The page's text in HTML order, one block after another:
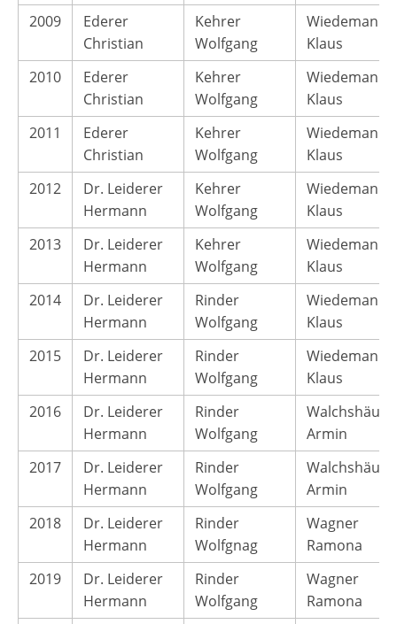
2009
Ederer
Christian
Kehrer
Wolfgang
Wiedemann
Klaus
2010
Ederer
Christian
Kehrer
Wolfgang
Wiedemann
Klaus
2011
Ederer
Christian
Kehrer
Wolfgang
Wiedemann
Klaus
2012
Dr. Leiderer
Hermann
Kehrer
Wolfgang
Wiedemann
Klaus
2013
Dr. Leiderer
Hermann
Kehrer
Wolfgang
Wiedemann
Klaus
2014
Dr. Leiderer
Hermann
Rinder
Wolfgang
Wiedemann
Klaus
2015
Dr. Leiderer
Hermann
Rinder
Wolfgang
Wiedemann
Klaus
2016
Dr. Leiderer
Hermann
Rinder
Wolfgang
Walchshäusl
Armin
2017
Dr. Leiderer
Hermann
Rinder
Wolfgang
Walchshäusl
Armin
2018
Dr. Leiderer
Hermann
Rinder
Wolfgnag
Wagner
Ramona
2019
Dr. Leiderer
Hermann
Rinder
Wolfgang
Wagner
Ramona